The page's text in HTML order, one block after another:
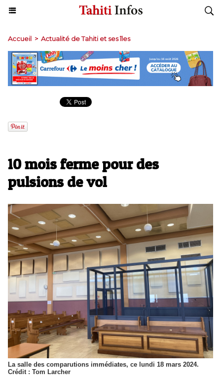
Accueil > Actualité de Tahiti et ses îles
10 mois ferme pour des
pulsions de vol
La salle des comparutions immédiates, ce lundi 18 mars 2024.
Crédit : Tom Larcher